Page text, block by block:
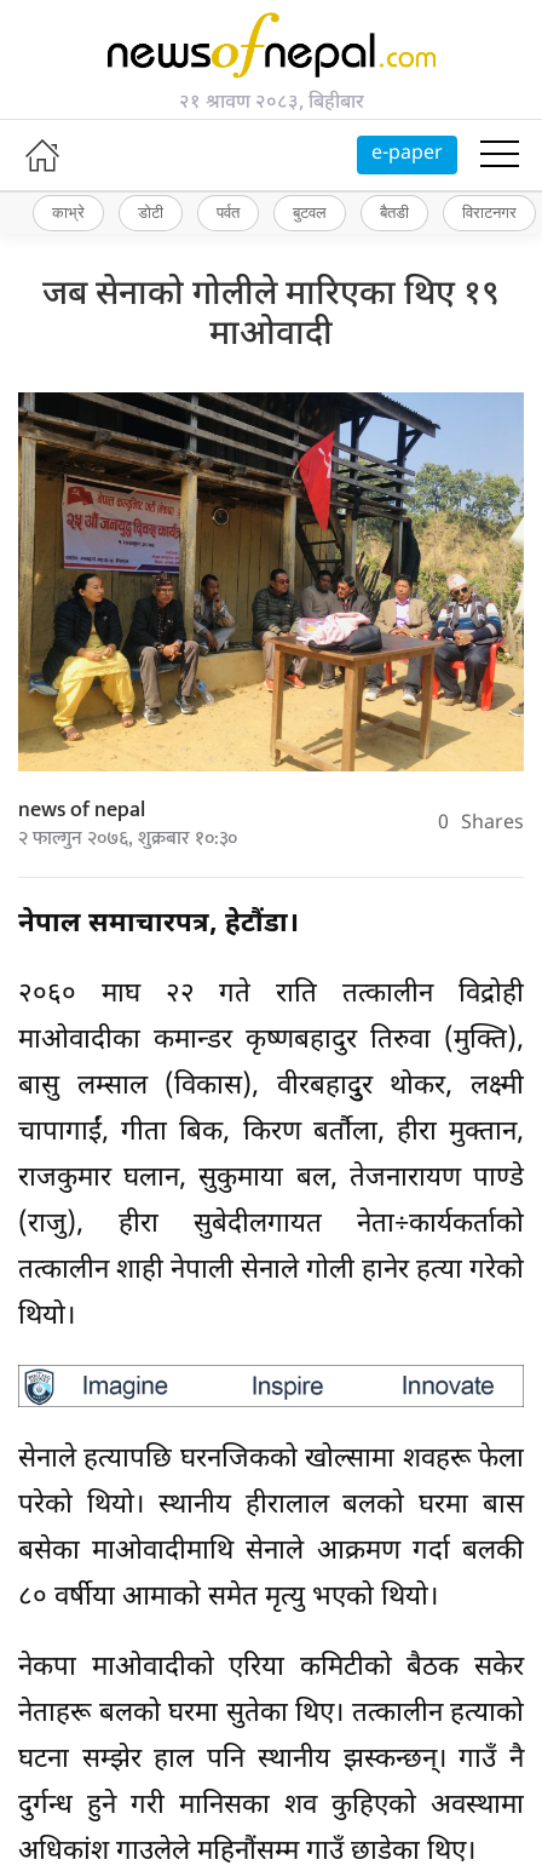
२१ श्रावण २०८३, बिहीबार
e-paper
काभ्रे डोटी पर्वत बुटवल बैतडी विराटनगर
जब सेनाको गोलीले मारिएका थिए १९
माओवादी
news of nepal
२ फाल्गुन २०७६, शुक्रबार १०:३० 0 Shares
नेपाल समाचारपत्र, हेटौंडा।
२०६० माघ २२ गते राति तत्कालीन विद्रोही
माओवादीका कमान्डर कृष्णबहादुर तिरुवा (मुक्ति),
बासु लम्साल (विकास), वीरबहादुुर थोकर, लक्ष्मी
चापागाईं, गीता बिक, किरण बर्ताैला, हीरा मुक्तान,
राजकुमार घलान, सुकुमाया बल, तेजनारायण पाण्डे
(राजु), हीरा सुबेदीलगायत नेता÷कार्यकर्ताको
तत्कालीन शाही नेपाली सेनाले गोली हानेर हत्या गरेको
थियो।
सेनाले हत्यापछि घरनजिकको खोल्सामा शवहरू फेला
परेको थियो। स्थानीय हीरालाल बलको घरमा बास
बसेका माओवादीमाथि सेनाले आक्रमण गर्दा बलकी
८० वर्षीया आमाको समेत मृत्यु भएको थियो।
नेकपा माओवादीको एरिया कमिटीको बैठक सकेर
नेताहरू बलको घरमा सुतेका थिए। तत्कालीन हत्याको
घटना सम्झेर हाल पनि स्थानीय झस्कन्छन्। गाउँ नै
दुर्गन्ध हुने गरी मानिसका शव कुहिएको अवस्थामा
अधिकांश गाउलेले महिनौंसम्म गाउँ छाडेका थिए।